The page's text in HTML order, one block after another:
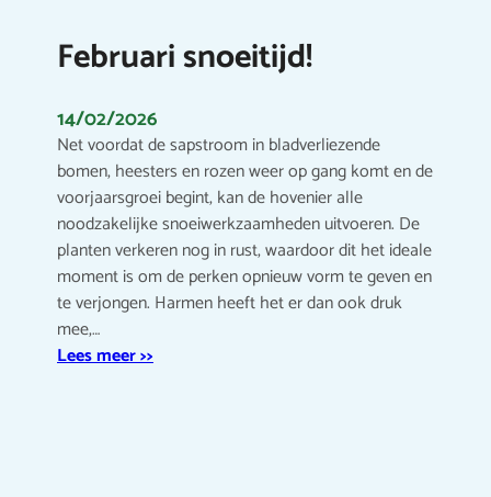
Februari snoeitijd!
14/02/2026
Net voordat de sapstroom in bladverliezende
bomen, heesters en rozen weer op gang komt en de
voorjaarsgroei begint, kan de hovenier alle
noodzakelijke snoeiwerkzaamheden uitvoeren. De
planten verkeren nog in rust, waardoor dit het ideale
moment is om de perken opnieuw vorm te geven en
te verjongen. Harmen heeft het er dan ook druk
mee,…
Lees meer >>